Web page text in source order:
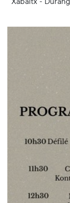
Xabaltx -